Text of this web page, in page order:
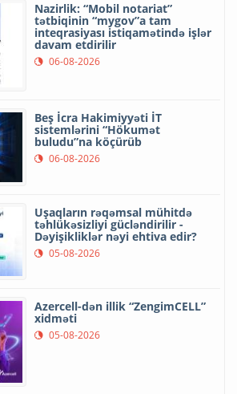
Nazirlik: “Mobil notariat”
tətbiqinin “mygov”a tam
inteqrasiyası istiqamətində işlər
davam etdirilir
06-08-2026
Beş İcra Hakimiyyəti İT
sistemlərini “Hökumət
buludu”na köçürüb
06-08-2026
Uşaqların rəqəmsal mühitdə
təhlükəsizliyi gücləndirilir -
Dəyişikliklər nəyi ehtiva edir?
05-08-2026
Azercell-dən illik “ZengimCELL”
xidməti
05-08-2026